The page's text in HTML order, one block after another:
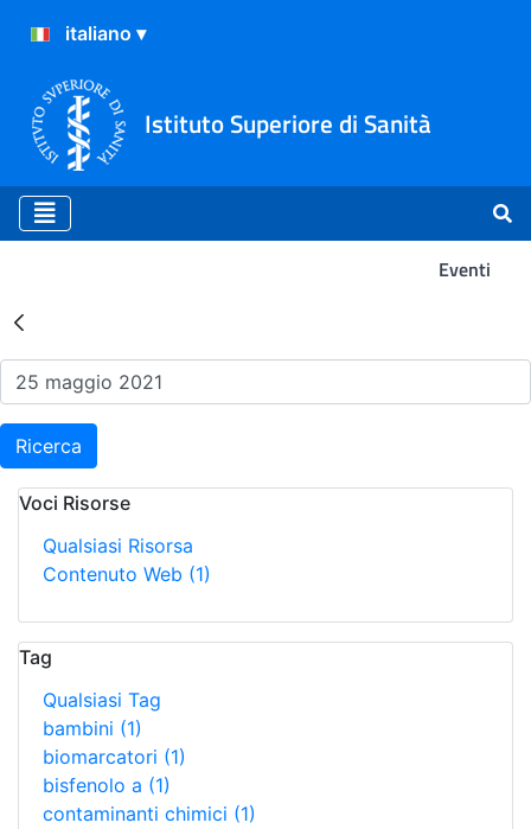
Istituto Superiore di Sanità
Eventi
Risultati della Ricerca -
Ricerca
Voci Risorse
Qualsiasi Risorsa
Contenuto Web (1)
Tag
Qualsiasi Tag
bambini (1)
biomarcatori (1)
bisfenolo a (1)
contaminanti chimici (1)